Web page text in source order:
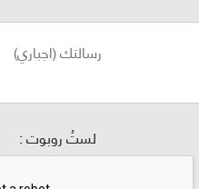
لستُ روبوت :